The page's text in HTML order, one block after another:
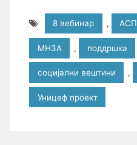
8 вебинар , АСП
МНЗА , поддршка
социјални вештини ,
Уницеф проект